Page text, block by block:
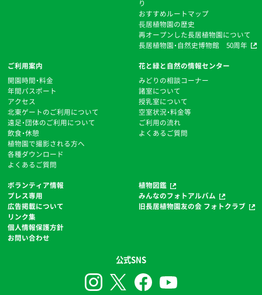
り
おすすめルートマップ
⻑居植物園の歴史
再オープンした長居植物園について
長居植物園・自然史博物館 50周年
ご利用案内
開園時間・料金
年間パスポート
アクセス
北東ゲートのご利用について
遠足・団体のご利用について
飲食・休憩
植物園で撮影される方へ
各種ダウンロード
よくあるご質問
花と緑と自然の情報センター
みどりの相談コーナー
諸室について
授乳室について
空室状況・料金等
ご利用の流れ
よくあるご質問
ボランティア情報
プレス専用
広告掲載について
リンク集
個人情報保護方針
お問い合わせ
植物図鑑
みんなのフォトアルバム
旧長居植物園友の会 フォトクラブ
公式SNS